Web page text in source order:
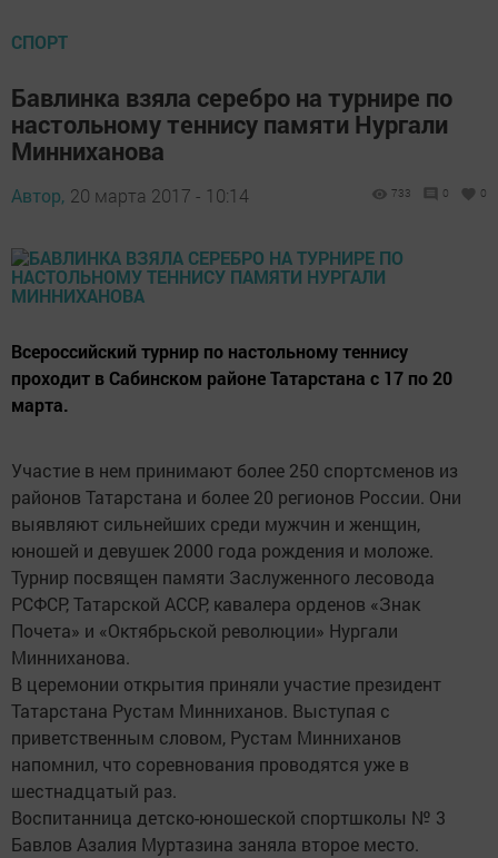
СПОРТ
Бавлинка взяла серебро на турнире по
настольному теннису памяти Нургали
Минниханова
Автор, 20 марта 2017 - 10:14 733 0 0
Всероссийский турнир по настольному теннису
проходит в Сабинском районе Татарстана с 17 по 20
марта.
Участие в нем принимают более 250 спортсменов из
районов Татарстана и более 20 регионов России. Они
выявляют сильнейших среди мужчин и женщин,
юношей и девушек 2000 года рождения и моложе.
Турнир посвящен памяти Заслуженного лесовода
РСФСР, Татарской АССР, кавалера орденов «Знак
Почета» и «Октябрьской революции» Нургали
Минниханова.
В церемонии открытия приняли участие президент
Татарстана Рустам Минниханов. Выступая с
приветственным словом, Рустам Минниханов
напомнил, что соревнования проводятся уже в
шестнадцатый раз.
Воспитанница детско-юношеской спортшколы № 3
Бавлов Азалия Муртазина заняла второе место.